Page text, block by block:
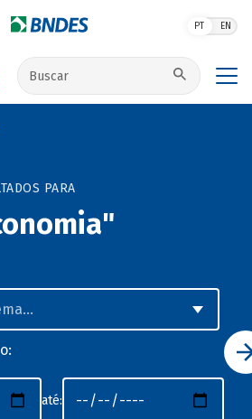
PT EN
Buscar no site
PARA
até: